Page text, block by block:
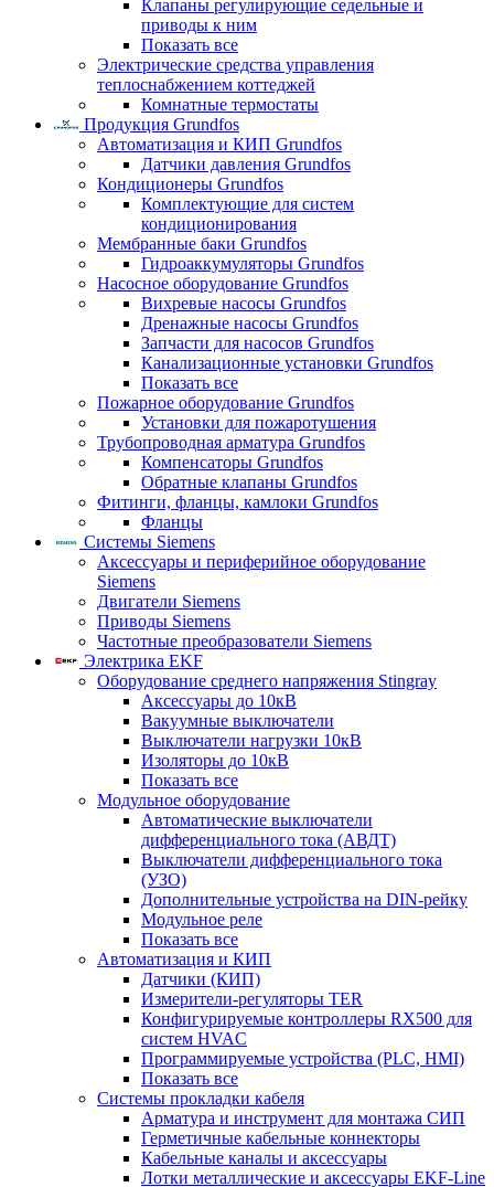
Клапаны регулирующие седельные и
приводы к ним
Показать все
Электрические средства управления
теплоснабжением коттеджей
Комнатные термостаты
Продукция Grundfos
Автоматизация и КИП Grundfos
Датчики давления Grundfos
Кондиционеры Grundfos
Комплектующие для систем
кондиционирования
Мембранные баки Grundfos
Гидроаккумуляторы Grundfos
Насосное оборудование Grundfos
Вихревые насосы Grundfos
Дренажные насосы Grundfos
Запчасти для насосов Grundfos
Канализационные установки Grundfos
Показать все
Пожарное оборудование Grundfos
Установки для пожаротушения
Трубопроводная арматура Grundfos
Компенсаторы Grundfos
Обратные клапаны Grundfos
Фитинги, фланцы, камлоки Grundfos
Фланцы
Системы Siemens
Аксессуары и периферийное оборудование
Siemens
Двигатели Siemens
Приводы Siemens
Частотные преобразователи Siemens
Электрика EKF
Оборудование среднего напряжения Stingray
Аксессуары до 10кВ
Вакуумные выключатели
Выключатели нагрузки 10кВ
Изоляторы до 10кВ
Показать все
Модульное оборудование
Автоматические выключатели
дифференциального тока (АВДТ)
Выключатели дифференциального тока
(УЗО)
Дополнительные устройства на DIN-рейку
Модульное реле
Показать все
Автоматизация и КИП
Датчики (КИП)
Измерители-регуляторы TER
Конфигурируемые контроллеры RX500 для
систем HVAC
Программируемые устройства (PLC, HMI)
Показать все
Системы прокладки кабеля
Арматура и инструмент для монтажа СИП
Герметичные кабельные коннекторы
Кабельные каналы и аксессуары
Лотки металлические и аксессуары EKF-Line